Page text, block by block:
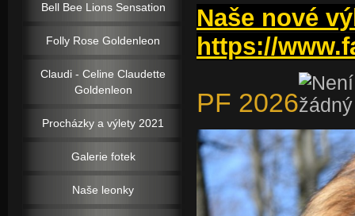
Naše nové
https://
PF 2026
Bell Bee Lions Sensation
Folly Rose Goldenleon
Claudi - Celine Claudette
Goldenleon
Procházky a výlety 2021
Galerie fotek
Naše leonky